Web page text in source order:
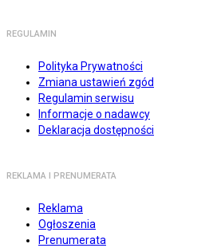
REGULAMIN
Polityka Prywatności
Zmiana ustawień zgód
Regulamin serwisu
Informacje o nadawcy
Deklaracja dostępności
REKLAMA I PRENUMERATA
Reklama
Ogłoszenia
Prenumerata